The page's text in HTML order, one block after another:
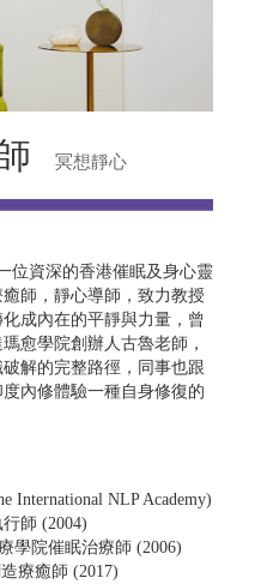
冥想靜心
位資深的香港催眠及身心靈
師，靜心導師，致力教授
成內在的平靜與力量，曾
愈學院創辦人古魯老師，
解的完整路徑，同事也跟
內修體驗一種自身修復的
International NLP Academy)
師 (2004)
學院催眠治療師 (2006)
療癒師 (2017)